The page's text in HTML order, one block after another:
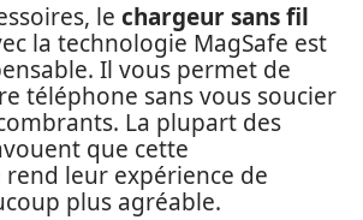
le chargeur sans fil
la technologie MagSafe est
Il vous permet de
téléphone sans vous soucier
La plupart des
que cette
leur expérience de
plus agréable.